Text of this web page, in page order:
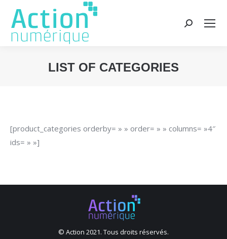
Recherche
LIST OF CATEGORIES
[product_categories orderby= » » order= » » columns= »4″
ids= » »]
© Action 2021. Tous droits réservés.